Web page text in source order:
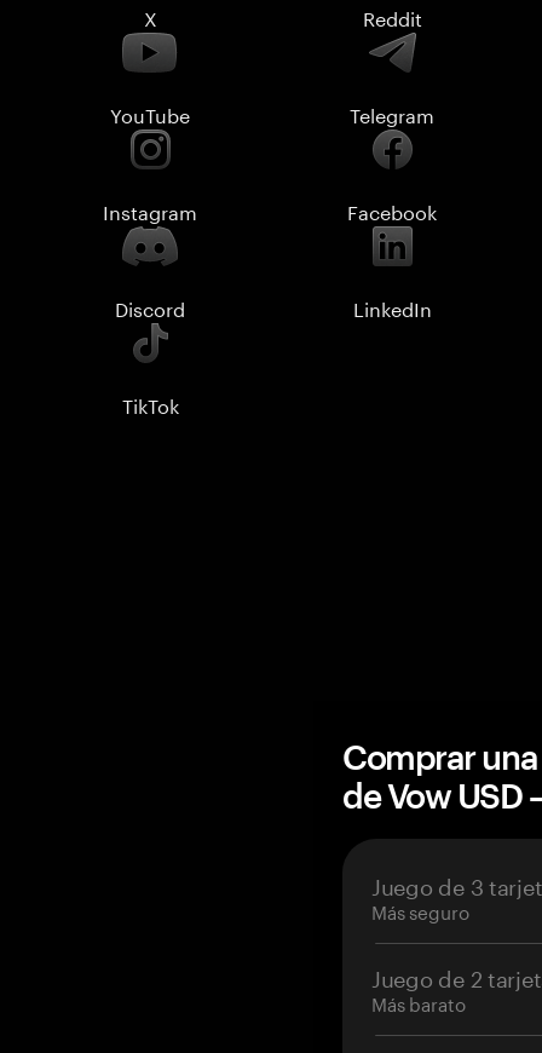
X Reddit
YouTube Telegram
Instagram Facebook
Discord LinkedIn
TikTok
Comprar
de Vow USD
Juego de 3
Más seguro
Juego de 2
Más barato